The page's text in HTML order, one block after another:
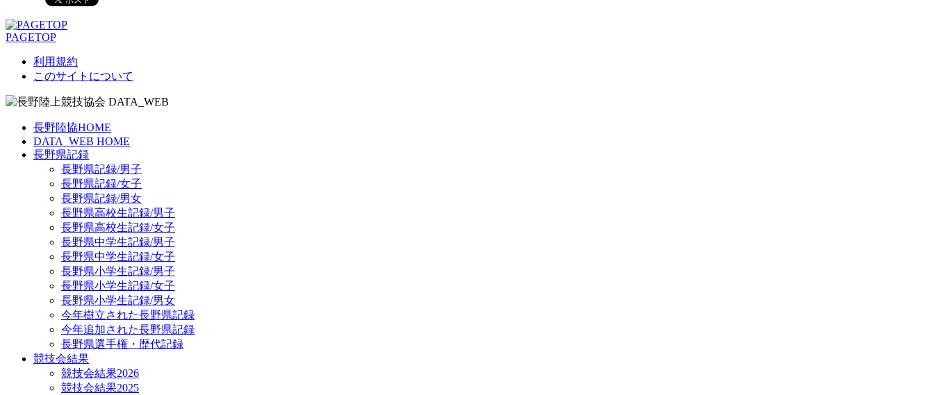
PAGETOP
利用規約
このサイトについて
長野陸協HOME
DATA_WEB HOME
長野県記録
長野県記録/男子
長野県記録/女子
長野県記録/男女
長野県高校生記録/男子
長野県高校生記録/女子
長野県中学生記録/男子
長野県中学生記録/女子
長野県小学生記録/男子
長野県小学生記録/女子
長野県小学生記録/男女
今年樹立された長野県記録
今年追加された長野県記録
長野県選手権・歴代記録
競技会結果
競技会結果2026
競技会結果2025